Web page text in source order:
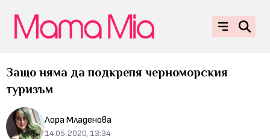
Защо няма да подкрепя черноморския
туризъм
Лора Младенова
14.05.2020, 13:34